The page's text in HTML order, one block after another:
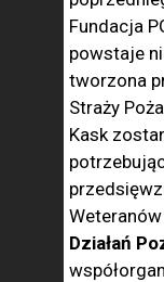
Fundacja
powstaje
tworzona
Straży
Kask
Działań